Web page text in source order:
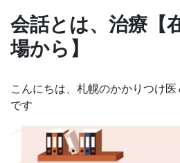
会話とは、治療【
場から】
こんにちは、札幌のかかりつけ
です